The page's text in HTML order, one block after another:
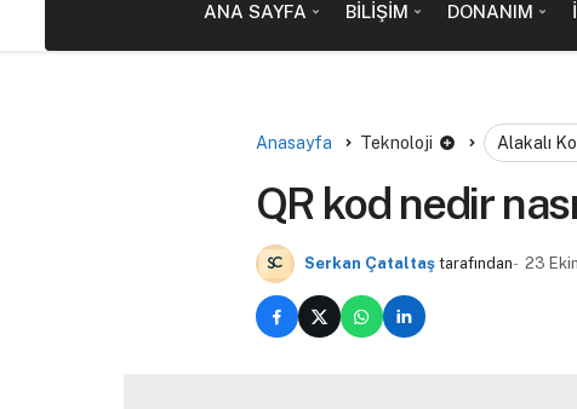
ANA SAYFA BILIŞIM DONANIM
Anasayfa Teknoloji Alakalı
QR kod nedir
Serkan Çataltaş tarafından 23